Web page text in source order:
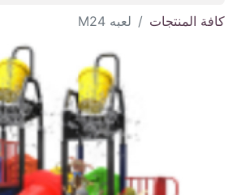
كافة المنتجات لعبه M24